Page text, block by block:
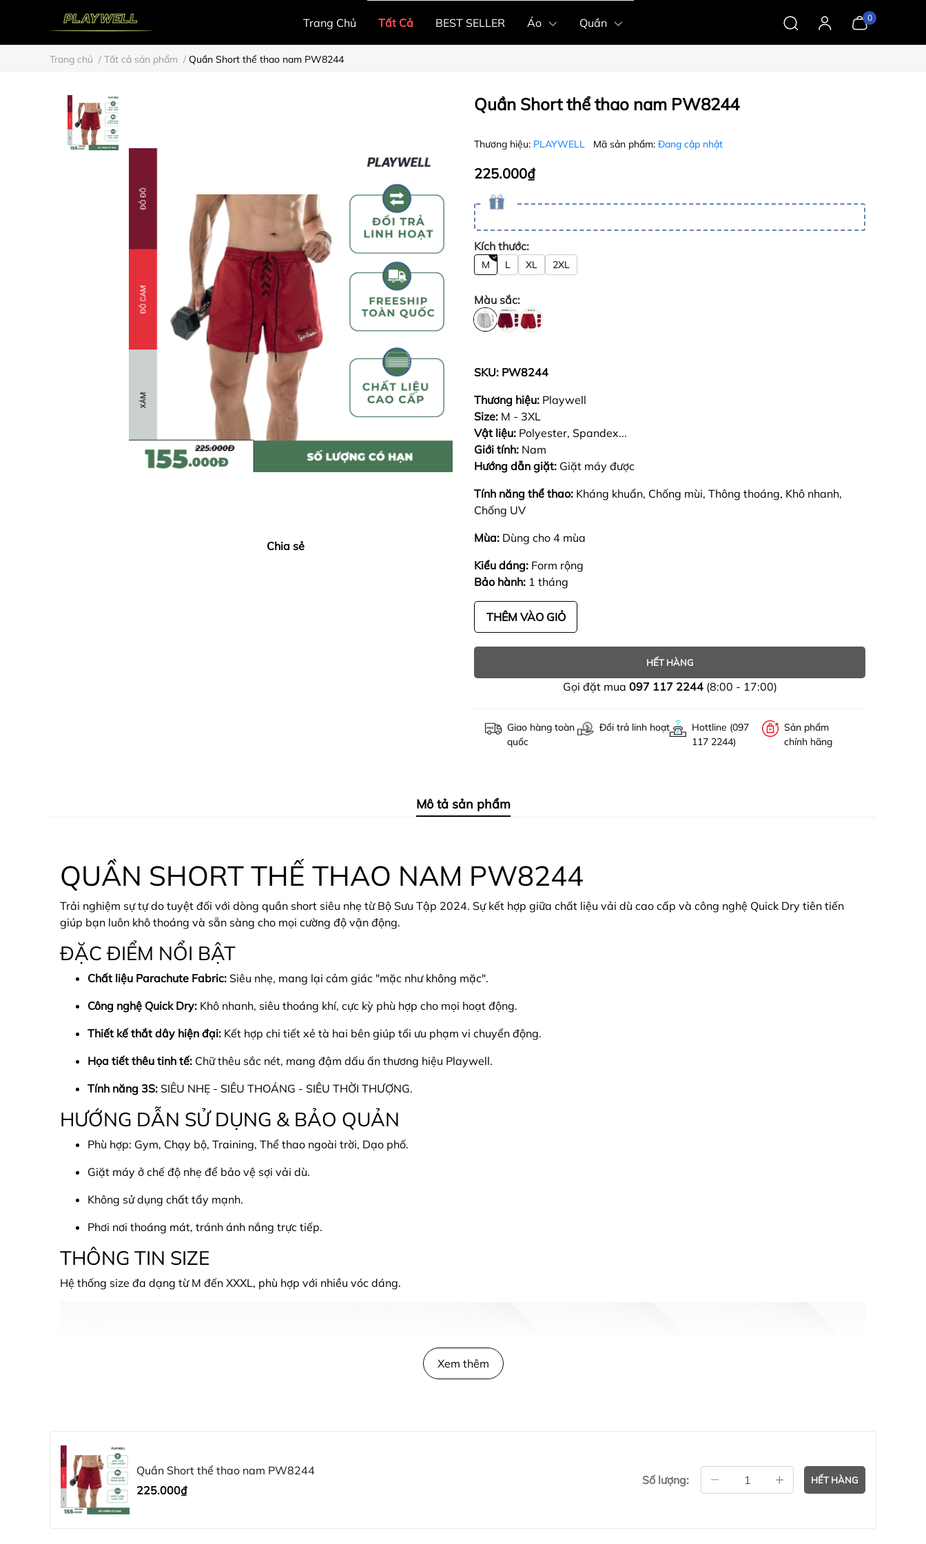
Trang Chủ Tất Cả BEST SELLER Áo Quần 0
Trang chủ / Tất cả sản phẩm / Quần Short thể thao nam PW8244
Chia sẻ
Quần Short thể thao nam PW8244
Thương hiệu: PLAYWELL Mã sản phẩm: Đang cập nhật
225.000₫
Kích thước:
M L XL 2XL
Màu sắc:
SKU: PW8244
Thương hiệu: Playwell
Size: M - 3XL
Vật liệu: Polyester, Spandex...
Giới tính: Nam
Hướng dẫn giặt: Giặt máy được
Tính năng thể thao: Kháng khuẩn, Chống mùi, Thông thoáng, Khô nhanh,
Chống UV
Mùa: Dùng cho 4 mùa
Kiểu dáng: Form rộng
Bảo hành: 1 tháng
THÊM VÀO GIỎ
HẾT HÀNG
Gọi đặt mua 097 117 2244 (8:00 - 17:00)
Giao hàng toàn
quốc
Đổi trả linh hoạt
Hottline (097
117 2244)
Sản phẩm
chính hãng
Mô tả sản phẩm
QUẦN SHORT THỂ THAO NAM PW8244
Trải nghiệm sự tự do tuyệt đối với dòng quần short siêu nhẹ từ Bộ Sưu Tập 2024. Sự kết hợp giữa chất liệu vải dù cao cấp và công nghệ Quick Dry tiên tiến
giúp bạn luôn khô thoáng và sẵn sàng cho mọi cường độ vận động.
ĐẶC ĐIỂM NỔI BẬT
Chất liệu Parachute Fabric: Siêu nhẹ, mang lại cảm giác "mặc như không mặc".
Công nghệ Quick Dry: Khô nhanh, siêu thoáng khí, cực kỳ phù hợp cho mọi hoạt động.
Thiết kế thắt dây hiện đại: Kết hợp chi tiết xẻ tà hai bên giúp tối ưu phạm vi chuyển động.
Họa tiết thêu tinh tế: Chữ thêu sắc nét, mang đậm dấu ấn thương hiệu Playwell.
Tính năng 3S: SIÊU NHẸ - SIÊU THOÁNG - SIÊU THỜI THƯỢNG.
HƯỚNG DẪN SỬ DỤNG & BẢO QUẢN
Phù hợp: Gym, Chạy bộ, Training, Thể thao ngoài trời, Dạo phố.
Giặt máy ở chế độ nhẹ để bảo vệ sợi vải dù.
Không sử dụng chất tẩy mạnh.
Phơi nơi thoáng mát, tránh ánh nắng trực tiếp.
THÔNG TIN SIZE
Hệ thống size đa dạng từ M đến XXXL, phù hợp với nhiều vóc dáng.
Xem thêm
Quần Short thể thao nam PW8244
225.000₫
Số lượng: HẾT HÀNG